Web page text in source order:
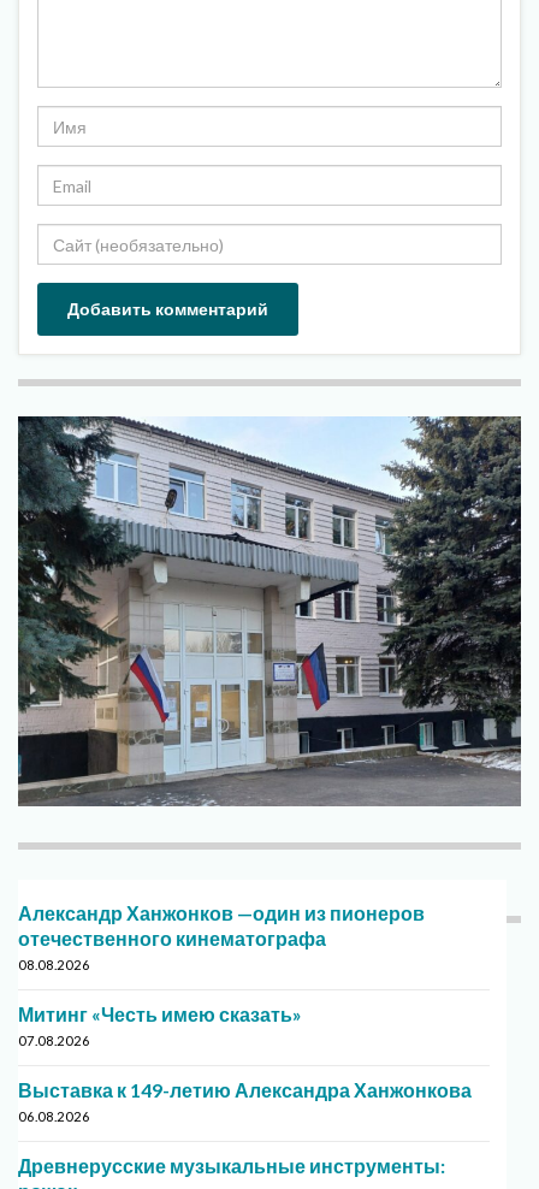
Александр Ханжонков —один из пионеров
отечественного кинематографа
08.08.2026
Митинг «Честь имею сказать»
07.08.2026
Выставка к 149-летию Александра Ханжонкова
06.08.2026
Древнерусские музыкальные инструменты: